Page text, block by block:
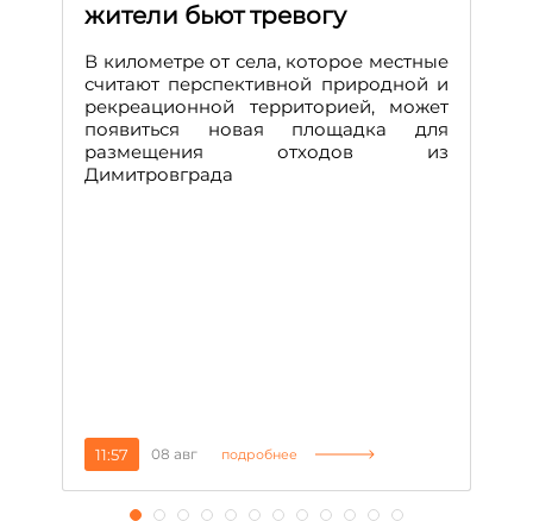
жители бьют тревогу
В километре от села, которое местные
считают перспективной природной и
рекреационной территорией, может
появиться новая площадка для
размещения отходов из
Димитровграда
11:57 08 авг подробнее